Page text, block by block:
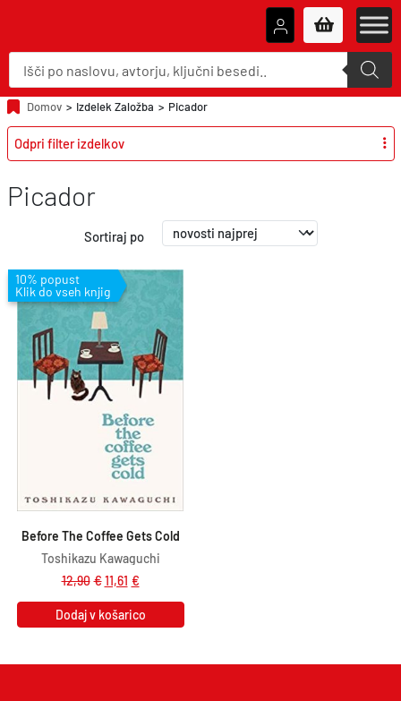
P
o
d
u
c
t
s
r
c
Domov > Izdelek Založba > Picador
Picador
Sortiraj po
10% popust
Klik do vseh knjig
Before The Coffee Gets Cold
Toshikazu Kawaguchi
12,90 € 11,61 €
Dodaj v košarico
Odpri filter izdelkov